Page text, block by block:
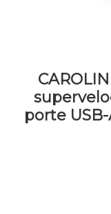
porte